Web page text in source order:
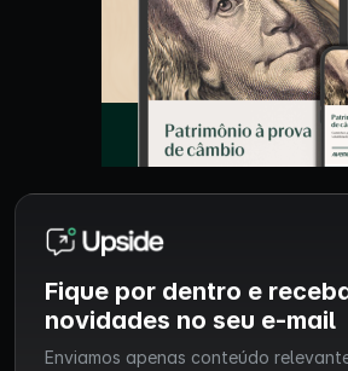
Fique por dentro e
novidades no seu e-mail
Enviamos apenas conteúdo